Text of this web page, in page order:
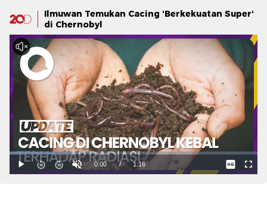
Ilmuwan Temukan Cacing 'Berkekuatan Super'
di Chernobyl